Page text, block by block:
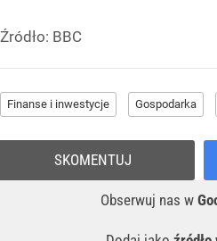
Źródło: BBC
Finanse i inwestycje Gospodarka
Obserwuj nas w
SKOMENTUJ